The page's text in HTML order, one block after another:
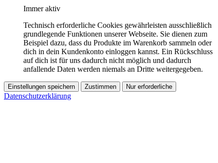
Immer aktiv
Technisch erforderliche Cookies gewährleisten ausschließlich
grundlegende Funktionen unserer Webseite. Sie dienen zum
Beispiel dazu, dass du Produkte im Warenkorb sammeln oder
dich in dein Kundenkonto einloggen kannst. Ein Rückschluss
auf dich ist für uns dadurch nicht möglich und dadurch
anfallende Daten werden niemals an Dritte weitergegeben.
Einstellungen speichern Zustimmen Nur erforderliche
Datenschutzerklärung